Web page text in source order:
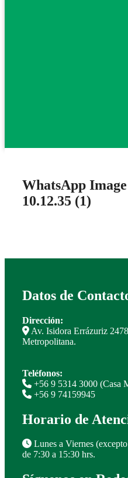
WhatsApp
10.12.35 (1)
Datos de
Dirección:
Av. Isidora Errázuriz
Metropolitana.
Teléfonos:
+56 9 5314 3000 (Casa
+56 9 74159945
Horario de
Lunes a Viernes
de 7:30 a 15:30 hrs.